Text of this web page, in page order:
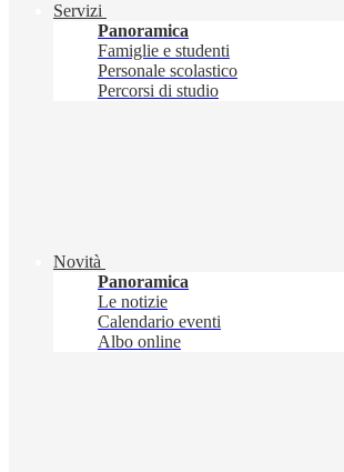
Servizi
Panoramica
Famiglie e studenti
Personale scolastico
Percorsi di studio
Novità
Panoramica
Le notizie
Calendario eventi
Albo online